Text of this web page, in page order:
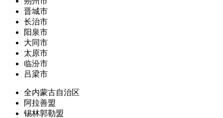
晋城市
长治市
阳泉市
大同市
太原市
临汾市
吕梁市
全内蒙古自治区
阿拉善盟
锡林郭勒盟